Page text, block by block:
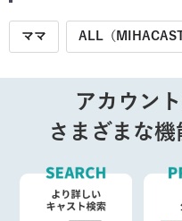
ママ ALL（
アカウン
さまざまな機